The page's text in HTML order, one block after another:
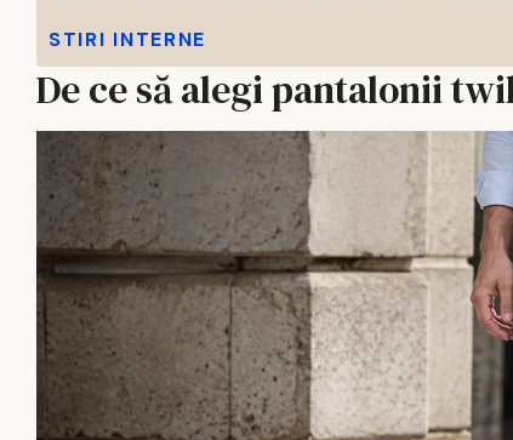
STIRI INTERNE
De ce să alegi pantalonii